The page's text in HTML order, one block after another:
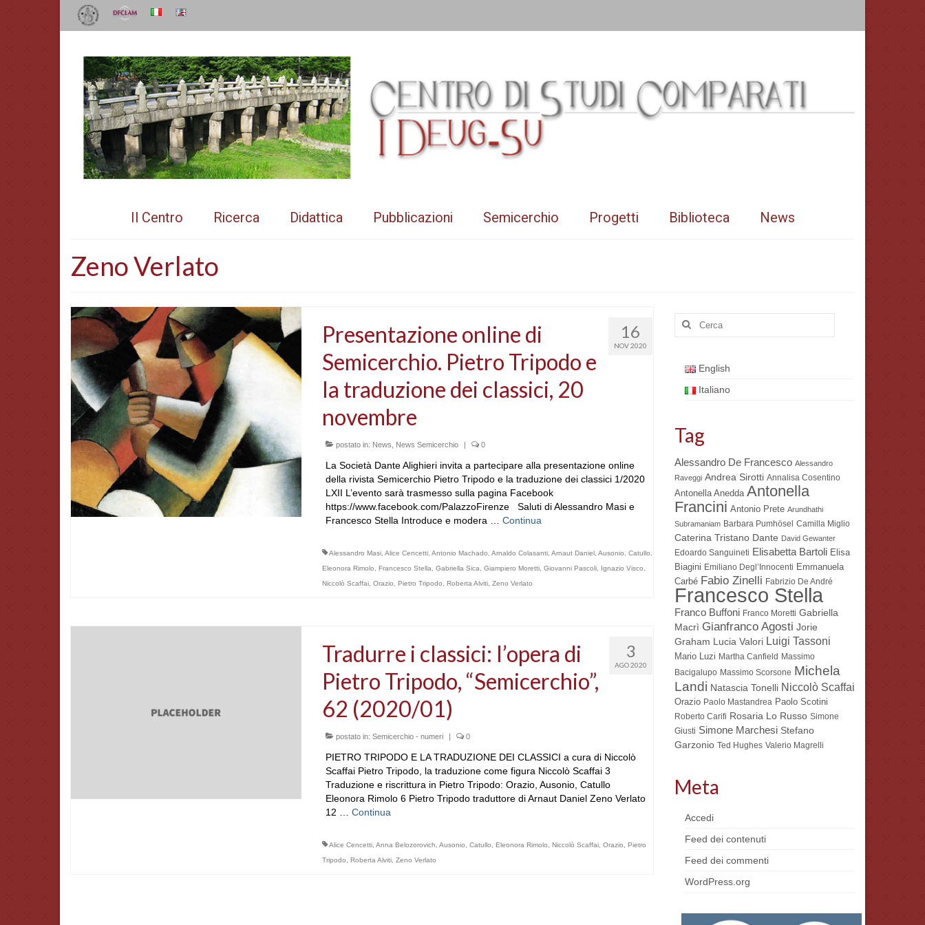
Il Centro Ricerca Didattica Pubblicazioni Semicerchio Progetti Biblioteca News
Zeno Verlato
16
NOV 2020
Presentazione online di
Semicerchio. Pietro Tripodo e
la traduzione dei classici, 20
novembre
postato in: News News Semicerchio | 0
La Società Dante Alighieri invita a partecipare alla presentazione online
della rivista Semicerchio Pietro Tripodo e la traduzione dei classici 1/2020
LXII L’evento sarà trasmesso sulla pagina Facebook
https://www.facebook.com/PalazzoFirenze Saluti di Alessandro Masi e
Francesco Stella Introduce e modera … Continua
Alessandro Masi, Alice Cencetti, Antonio Machado Arnaldo Colasanti, Arnaut Daniel, Ausonio Catullo
Eleonora Rimolo
Francesco Stella Gabriella Sica Giampiero Moretti, Giovanni Pascoli, Ignazio Visco
Niccolò Scaffai, Orazio Pietro Tripodo Roberta Alviti, Zeno Verlato
3
AGO 2020
Tradurre i classici: l’opera di
Pietro Tripodo, “Semicerchio”,
62 (2020/01)
postato in: Semicerchio - numeri | 0
PIETRO TRIPODO E LA TRADUZIONE DEI CLASSICI a cura di Niccolò
Scaffai Pietro Tripodo, la traduzione come figura Niccolò Scaffai 3
Traduzione e riscrittura in Pietro Tripodo: Orazio, Ausonio, Catullo
Eleonora Rimolo 6 Pietro Tripodo traduttore di Arnaut Daniel Zeno Verlato
12 … Continua
Alice Cencetti, Anna Belozorovich Ausonio Catullo Eleonora Rimolo Niccolò Scaffai, Orazio
Pietro
Tripodo
Roberta Alviti, Zeno Verlato
Cerca:
English
Italiano
Tag
Alessandro De Francesco Alessandro
Raveggi Andrea Sirotti Annalisa Cosentino
Antonella Anedda Antonella
Francini Antonio Prete Arundhathi
Subramaniam Barbara Pumhösel Camilla Miglio
Caterina Tristano Dante David Gewanter
Edoardo Sanguineti Elisabetta Bartoli Elisa
Biagini Emiliano Degl’Innocenti Emmanuela
Carbé Fabio Zinelli Fabrizio De André
Francesco Stella
Franco Buffoni Franco Moretti Gabriella
Macrì Gianfranco Agosti Jorie
Graham Lucia Valori Luigi Tassoni
Mario Luzi Martha Canfield Massimo
Bacigalupo Massimo Scorsone Michela
Landi Natascia Tonelli Niccolò Scaffai
Orazio Paolo Mastandrea Paolo Scotini
Roberto Carifi Rosaria Lo Russo Simone
Giusti Simone Marchesi Stefano
Garzonio Ted Hughes Valerio Magrelli
Meta
Accedi
Feed dei contenuti
Feed dei commenti
WordPress.org